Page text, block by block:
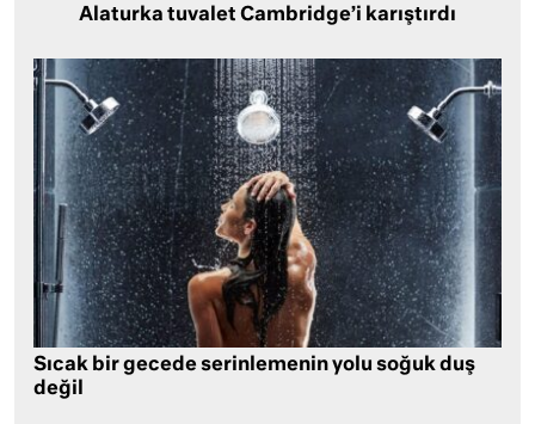
Alaturka tuvalet Cambridge’i karıştırdı
Sıcak bir gecede serinlemenin yolu soğuk duş
değil